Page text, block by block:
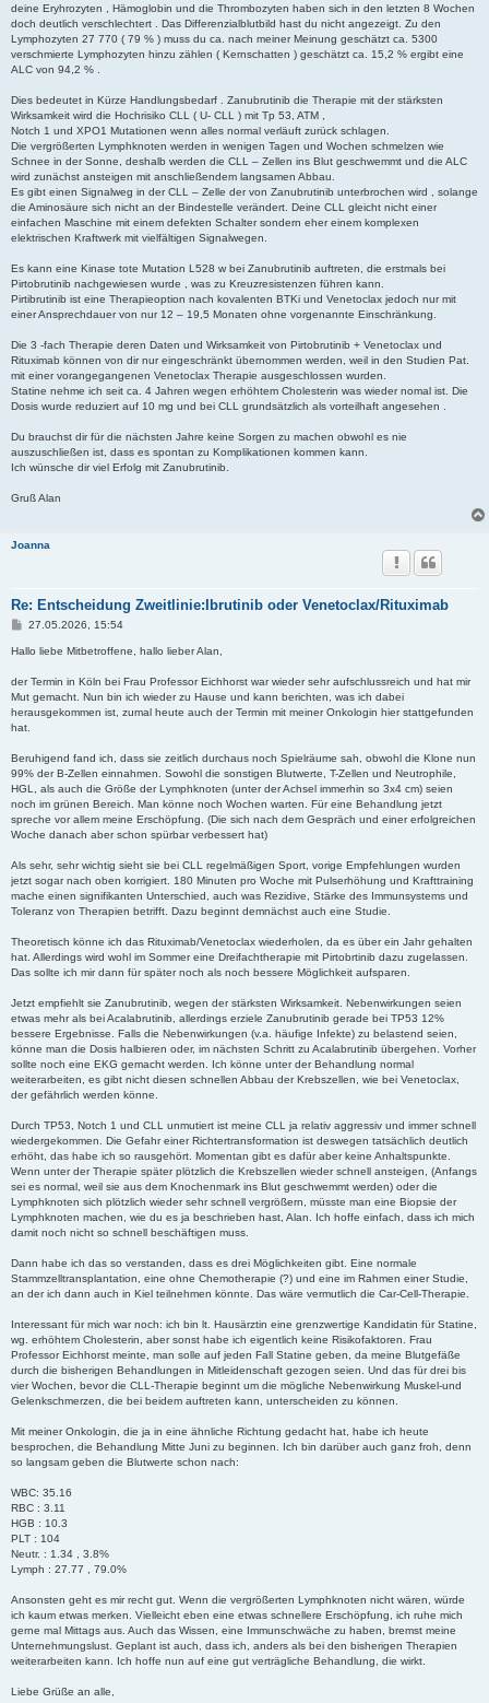
r
a
g
deine Eryhrozyten , Hämoglobin und die Thrombozyten haben sich in den letzten 8 Wochen
doch deutlich verschlechtert . Das Differenzialblutbild hast du nicht angezeigt. Zu den
Lymphozyten 27 770 ( 79 % ) muss du ca. nach meiner Meinung geschätzt ca. 5300
verschmierte Lymphozyten hinzu zählen ( Kernschatten ) geschätzt ca. 15,2 % ergibt eine
ALC von 94,2 % .
Dies bedeutet in Kürze Handlungsbedarf . Zanubrutinib die Therapie mit der stärksten
Wirksamkeit wird die Hochrisiko CLL ( U- CLL ) mit Tp 53, ATM ,
Notch 1 und XPO1 Mutationen wenn alles normal verläuft zurück schlagen.
Die vergrößerten Lymphknoten werden in wenigen Tagen und Wochen schmelzen wie
Schnee in der Sonne, deshalb werden die CLL – Zellen ins Blut geschwemmt und die ALC
wird zunächst ansteigen mit anschließendem langsamen Abbau.
Es gibt einen Signalweg in der CLL – Zelle der von Zanubrutinib unterbrochen wird , solange
die Aminosäure sich nicht an der Bindestelle verändert. Deine CLL gleicht nicht einer
einfachen Maschine mit einem defekten Schalter sondern eher einem komplexen
elektrischen Kraftwerk mit vielfältigen Signalwegen.
Es kann eine Kinase tote Mutation L528 w bei Zanubrutinib auftreten, die erstmals bei
Pirtobrutinib nachgewiesen wurde , was zu Kreuzresistenzen führen kann.
Pirtibrutinib ist eine Therapieoption nach kovalenten BTKi und Venetoclax jedoch nur mit
einer Ansprechdauer von nur 12 – 19,5 Monaten ohne vorgenannte Einschränkung.
Die 3 -fach Therapie deren Daten und Wirksamkeit von Pirtobrutinib + Venetoclax und
Rituximab können von dir nur eingeschränkt übernommen werden, weil in den Studien Pat.
mit einer vorangegangenen Venetoclax Therapie ausgeschlossen wurden.
Statine nehme ich seit ca. 4 Jahren wegen erhöhtem Cholesterin was wieder nomal ist. Die
Dosis wurde reduziert auf 10 mg und bei CLL grundsätzlich als vorteilhaft angesehen .
Du brauchst dir für die nächsten Jahre keine Sorgen zu machen obwohl es nie
auszuschließen ist, dass es spontan zu Komplikationen kommen kann.
Ich wünsche dir viel Erfolg mit Zanubrutinib.
Gruß Alan
Joanna
Re: Entscheidung Zweitlinie:Ibrutinib oder Venetoclax/Rituximab
B
i
a
g
27.05.2026, 15:54
Hallo liebe Mitbetroffene, hallo lieber Alan,
der Termin in Köln bei Frau Professor Eichhorst war wieder sehr aufschlussreich und hat mir
Mut gemacht. Nun bin ich wieder zu Hause und kann berichten, was ich dabei
herausgekommen ist, zumal heute auch der Termin mit meiner Onkologin hier stattgefunden
hat.
Beruhigend fand ich, dass sie zeitlich durchaus noch Spielräume sah, obwohl die Klone nun
99% der B-Zellen einnahmen. Sowohl die sonstigen Blutwerte, T-Zellen und Neutrophile,
HGL, als auch die Größe der Lymphknoten (unter der Achsel immerhin so 3x4 cm) seien
noch im grünen Bereich. Man könne noch Wochen warten. Für eine Behandlung jetzt
spreche vor allem meine Erschöpfung. (Die sich nach dem Gespräch und einer erfolgreichen
Woche danach aber schon spürbar verbessert hat)
Als sehr, sehr wichtig sieht sie bei CLL regelmäßigen Sport, vorige Empfehlungen wurden
jetzt sogar nach oben korrigiert. 180 Minuten pro Woche mit Pulserhöhung und Krafttraining
mache einen signifikanten Unterschied, auch was Rezidive, Stärke des Immunsystems und
Toleranz von Therapien betrifft. Dazu beginnt demnächst auch eine Studie.
Theoretisch könne ich das Rituximab/Venetoclax wiederholen, da es über ein Jahr gehalten
hat. Allerdings wird wohl im Sommer eine Dreifachtherapie mit Pirtobrtinib dazu zugelassen.
Das sollte ich mir dann für später noch als noch bessere Möglichkeit aufsparen.
Jetzt empfiehlt sie Zanubrutinib, wegen der stärksten Wirksamkeit. Nebenwirkungen seien
etwas mehr als bei Acalabrutinib, allerdings erziele Zanubrutinib gerade bei TP53 12%
bessere Ergebnisse. Falls die Nebenwirkungen (v.a. häufige Infekte) zu belastend seien,
könne man die Dosis halbieren oder, im nächsten Schritt zu Acalabrutinib übergehen. Vorher
sollte noch eine EKG gemacht werden. Ich könne unter der Behandlung normal
weiterarbeiten, es gibt nicht diesen schnellen Abbau der Krebszellen, wie bei Venetoclax,
der gefährlich werden könne.
Durch TP53, Notch 1 und CLL unmutiert ist meine CLL ja relativ aggressiv und immer schnell
wiedergekommen. Die Gefahr einer Richtertransformation ist deswegen tatsächlich deutlich
erhöht, das habe ich so rausgehört. Momentan gibt es dafür aber keine Anhaltspunkte.
Wenn unter der Therapie später plötzlich die Krebszellen wieder schnell ansteigen, (Anfangs
sei es normal, weil sie aus dem Knochenmark ins Blut geschwemmt werden) oder die
Lymphknoten sich plötzlich wieder sehr schnell vergrößern, müsste man eine Biopsie der
Lymphknoten machen, wie du es ja beschrieben hast, Alan. Ich hoffe einfach, dass ich mich
damit noch nicht so schnell beschäftigen muss.
Dann habe ich das so verstanden, dass es drei Möglichkeiten gibt. Eine normale
Stammzelltransplantation, eine ohne Chemotherapie (?) und eine im Rahmen einer Studie,
an der ich dann auch in Kiel teilnehmen könnte. Das wäre vermutlich die Car-Cell-Therapie.
Interessant für mich war noch: ich bin lt. Hausärztin eine grenzwertige Kandidatin für Statine,
wg. erhöhtem Cholesterin, aber sonst habe ich eigentlich keine Risikofaktoren. Frau
Professor Eichhorst meinte, man solle auf jeden Fall Statine geben, da meine Blutgefäße
durch die bisherigen Behandlungen in Mitleidenschaft gezogen seien. Und das für drei bis
vier Wochen, bevor die CLL-Therapie beginnt um die mögliche Nebenwirkung Muskel-und
Gelenkschmerzen, die bei beidem auftreten kann, unterscheiden zu können.
Mit meiner Onkologin, die ja in eine ähnliche Richtung gedacht hat, habe ich heute
besprochen, die Behandlung Mitte Juni zu beginnen. Ich bin darüber auch ganz froh, denn
so langsam geben die Blutwerte schon nach:
WBC: 35.16
RBC : 3.11
HGB : 10.3
PLT : 104
Neutr. : 1.34 , 3.8%
Lymph : 27.77 , 79.0%
Ansonsten geht es mir recht gut. Wenn die vergrößerten Lymphknoten nicht wären, würde
ich kaum etwas merken. Vielleicht eben eine etwas schnellere Erschöpfung, ich ruhe mich
gerne mal Mittags aus. Auch das Wissen, eine Immunschwäche zu haben, bremst meine
Unternehmungslust. Geplant ist auch, dass ich, anders als bei den bisherigen Therapien
weiterarbeiten kann. Ich hoffe nun auf eine gut verträgliche Behandlung, die wirkt.
Liebe Grüße an alle,